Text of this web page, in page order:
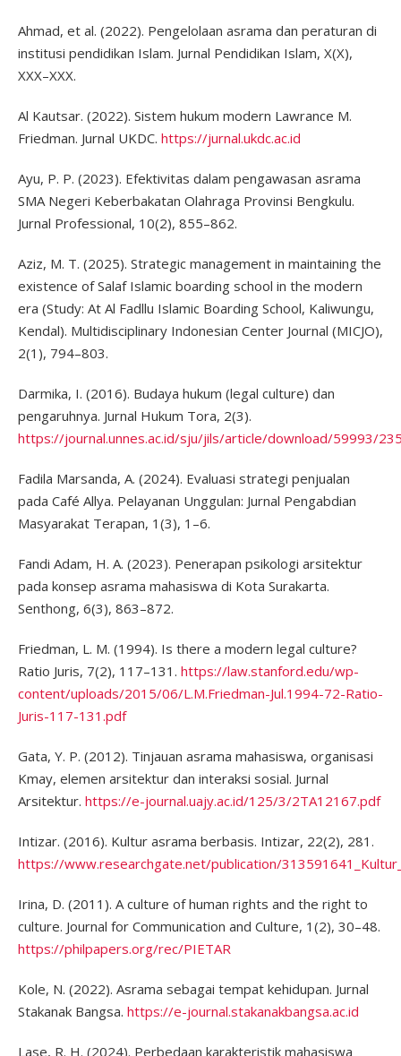
Ahmad, et al. (2022). Pengelolaan asrama dan peraturan di
institusi pendidikan Islam. Jurnal Pendidikan Islam, X(X),
XXX–XXX.
Al Kautsar. (2022). Sistem hukum modern Lawrance M.
Friedman. Jurnal UKDC. https://jurnal.ukdc.ac.id
Ayu, P. P. (2023). Efektivitas dalam pengawasan asrama
SMA Negeri Keberbakatan Olahraga Provinsi Bengkulu.
Jurnal Professional, 10(2), 855–862.
Aziz, M. T. (2025). Strategic management in maintaining the
existence of Salaf Islamic boarding school in the modern
era (Study: At Al Fadllu Islamic Boarding School, Kaliwungu,
Kendal). Multidisciplinary Indonesian Center Journal (MICJO),
2(1), 794–803.
Darmika, I. (2016). Budaya hukum (legal culture) dan
pengaruhnya. Jurnal Hukum Tora, 2(3).
https://journal.unnes.ac.id/sju/jils/article/download/59993/
Fadila Marsanda, A. (2024). Evaluasi strategi penjualan
pada Café Allya. Pelayanan Unggulan: Jurnal Pengabdian
Masyarakat Terapan, 1(3), 1–6.
Fandi Adam, H. A. (2023). Penerapan psikologi arsitektur
pada konsep asrama mahasiswa di Kota Surakarta.
Senthong, 6(3), 863–872.
Friedman, L. M. (1994). Is there a modern legal culture?
Ratio Juris, 7(2), 117–131. https://law.stanford.edu/wp-
content/uploads/2015/06/L.M.Friedman-Jul.1994-72-Ratio-
Juris-117-131.pdf
Gata, Y. P. (2012). Tinjauan asrama mahasiswa, organisasi
Kmay, elemen arsitektur dan interaksi sosial. Jurnal
Arsitektur. https://e-journal.uajy.ac.id/125/3/2TA12167.pdf
Intizar. (2016). Kultur asrama berbasis. Intizar, 22(2), 281.
https://www.researchgate.net/publication/
Irina, D. (2011). A culture of human rights and the right to
culture. Journal for Communication and Culture, 1(2), 30–48.
https://philpapers.org/rec/PIETAR
Kole, N. (2022). Asrama sebagai tempat kehidupan. Jurnal
Stakanak Bangsa. https://e-journal.stakanakbangsa.ac.id
Lase, R. H. (2024). Perbedaan karakteristik mahasiswa